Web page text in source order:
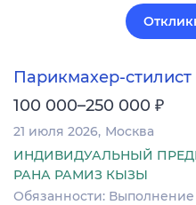
Парикмахер-стилист
100 000–250 000 ₽
21 июля 2026 Москва
ИНДИВИДУАЛЬНЫЙ
РАНА РАМИЗ КЫЗЫ
Обязанности: